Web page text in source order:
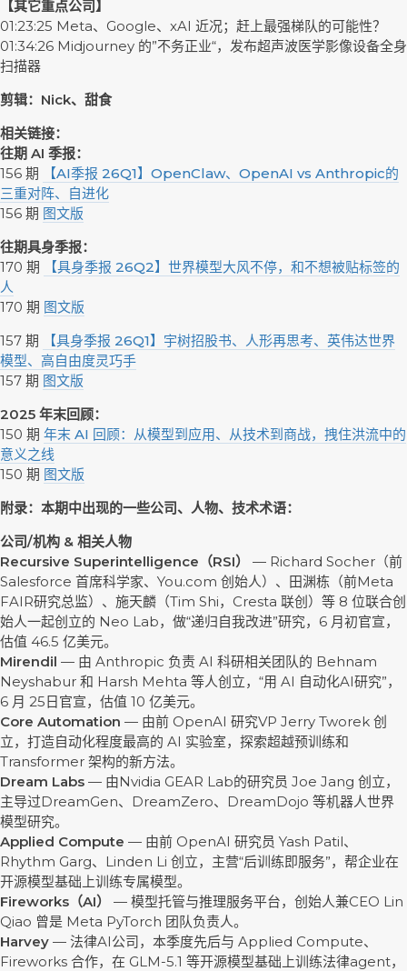
【其它重点公司】
01:23:25 Meta、Google、xAI 近况；赶上最强梯队的可能性？
01:34:26 Midjourney 的”不务正业“，发布超声波医学影像设备全身
扫描器
剪辑：Nick、甜食
相关链接：
往期 AI 季报：
156 期
【AI季报 26Q1】OpenClaw、OpenAI vs Anthropic的
三重对阵、自进化
156 期 图文版
往期具身季报：
170 期
【具身季报 26Q2】世界模型大风不停，和不想被贴标签的
人
170 期 图文版
157 期
【具身季报 26Q1】宇树招股书、人形再思考、英伟达世界
模型、高自由度灵巧手
157 期 图文版
2025 年末回顾：
150 期 年末 AI 回顾：从模型到应用、从技术到商战，拽住洪流中的
意义之线
150 期 图文版
附录：本期中出现的一些公司、人物、技术术语：
公司/机构 & 相关人物
Recursive Superintelligence（RSI）
— Richard Socher（前
Salesforce 首席科学家、You.com 创始人）、田渊栋（前Meta
FAIR研究总监）、施天麟（Tim Shi，Cresta 联创）等 8 位联合创
始人一起创立的 Neo Lab，做“递归自我改进”研究，6 月初官宣，
估值 46.5 亿美元。
Mirendil — 由 Anthropic 负责 AI 科研相关团队的 Behnam
Neyshabur 和 Harsh Mehta 等人创立，“用 AI 自动化AI研究”，
6 月 25日官宣，估值 10 亿美元。
Core Automation — 由前 OpenAI 研究VP Jerry Tworek 创
立，打造自动化程度最高的 AI 实验室，探索超越预训练和
Transformer 架构的新方法。
Dream Labs — 由Nvidia GEAR Lab的研究员 Joe Jang 创立，
主导过DreamGen、DreamZero、DreamDojo 等机器人世界
模型研究。
Applied Compute — 由前 OpenAI 研究员 Yash Patil、
Rhythm Garg、Linden Li 创立，主营“后训练即服务”，帮企业在
开源模型基础上训练专属模型。
Fireworks（AI）
— 模型托管与推理服务平台，创始人兼CEO Lin
Qiao 曾是 Meta PyTorch 团队负责人。
Harvey — 法律AI公司，本季度先后与 Applied Compute、
Fireworks 合作，在 GLM-5.1 等开源模型基础上训练法律agent，